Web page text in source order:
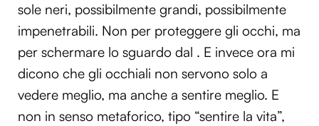
sole neri, possibilmente grandi, possibilmente
impenetrabili. Non per proteggere gli occhi, ma
per schermare lo sguardo dal . E invece ora mi
dicono che gli occhiali non servono solo a
vedere meglio, ma anche a sentire meglio. E
non in senso metaforico, tipo “sentire la vita”,